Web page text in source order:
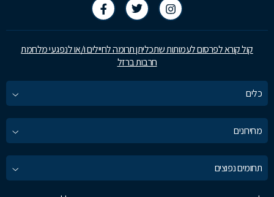
קול קורא לפרסום לעמותות שתכליתן תרומה לחיילים ו/או לנפגעי מלחמת
חרבות ברזל
כלים
מחירונים
תחומים נפוצים